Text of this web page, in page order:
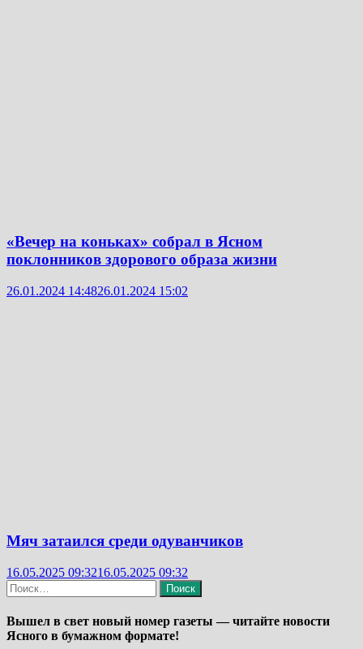
«Вечер на коньках» собрал в Ясном
поклонников здорового образа жизни
26.01.2024 14:4826.01.2024 15:02
Мяч затаился среди одуванчиков
16.05.2025 09:3216.05.2025 09:32
Найти:
Вышел в свет новый номер газеты — читайте новости
Ясного в бумажном формате!